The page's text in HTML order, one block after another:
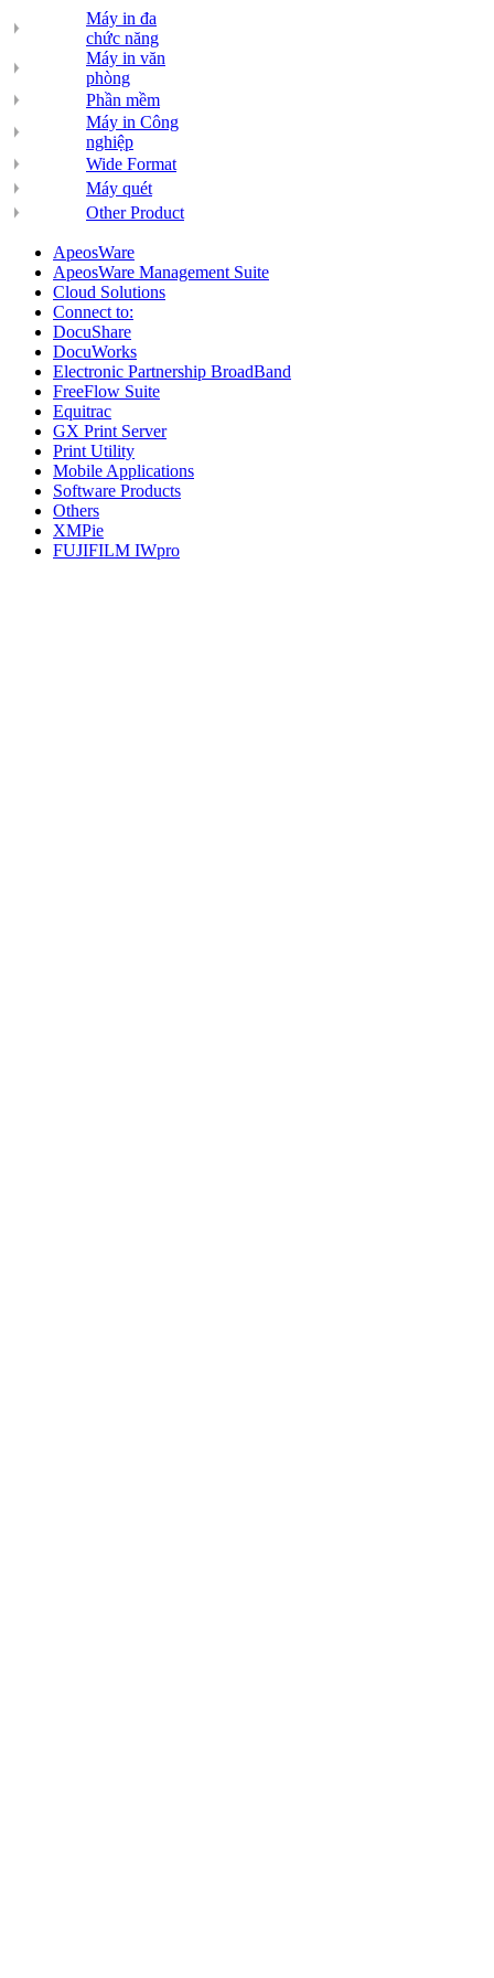
Máy in đa
chức năng
Máy in văn
phòng
Phần mềm
Máy in Công
nghiệp
Wide Format
Máy quét
Other Product
ApeosWare
ApeosWare Management Suite
Cloud Solutions
Connect to:
DocuShare
DocuWorks
Electronic Partnership BroadBand
FreeFlow Suite
Equitrac
GX Print Server
Print Utility
Mobile Applications
Software Products
Others
XMPie
FUJIFILM IWpro